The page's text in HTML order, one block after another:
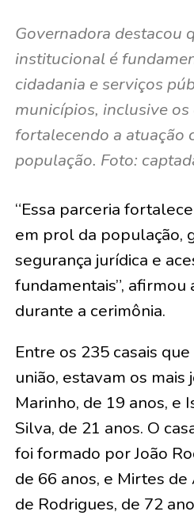
Governadora destacou
institucional é
cidadania e serviços
municípios, inclusive os
fortalecendo a atuação
população. Foto:
“Essa parceria
em prol da população,
segurança jurídica e
fundamentais”, afirmou
durante a cerimônia.
Entre os 235 casais
união, estavam os mais
Marinho, de 19 anos, e
Silva, de 21 anos. O
foi formado porJoão
de 66 anos, e Mirtes
de Rodrigues, de 72